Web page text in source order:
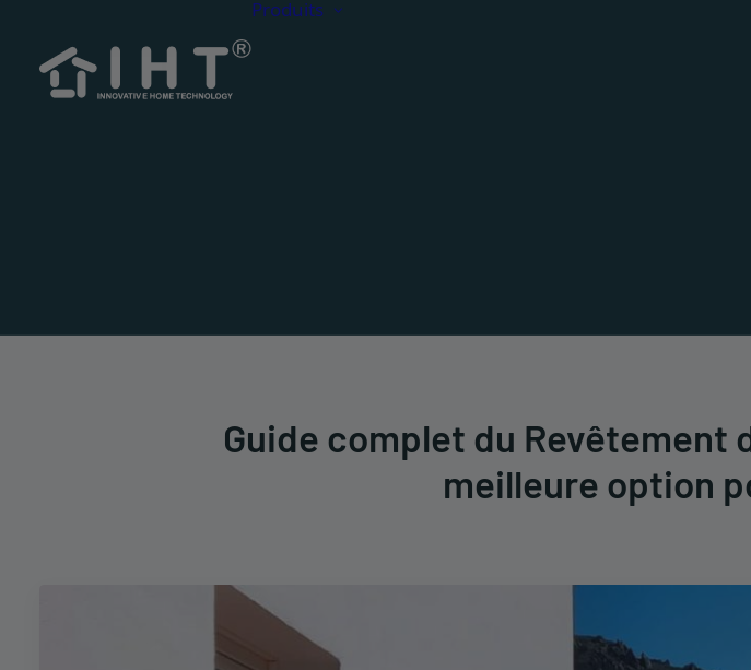
Produits
Guide complet du Revêtement
meilleure option